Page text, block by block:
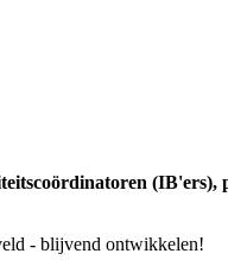
(IB'ers),
- blijvend ontwikkelen!